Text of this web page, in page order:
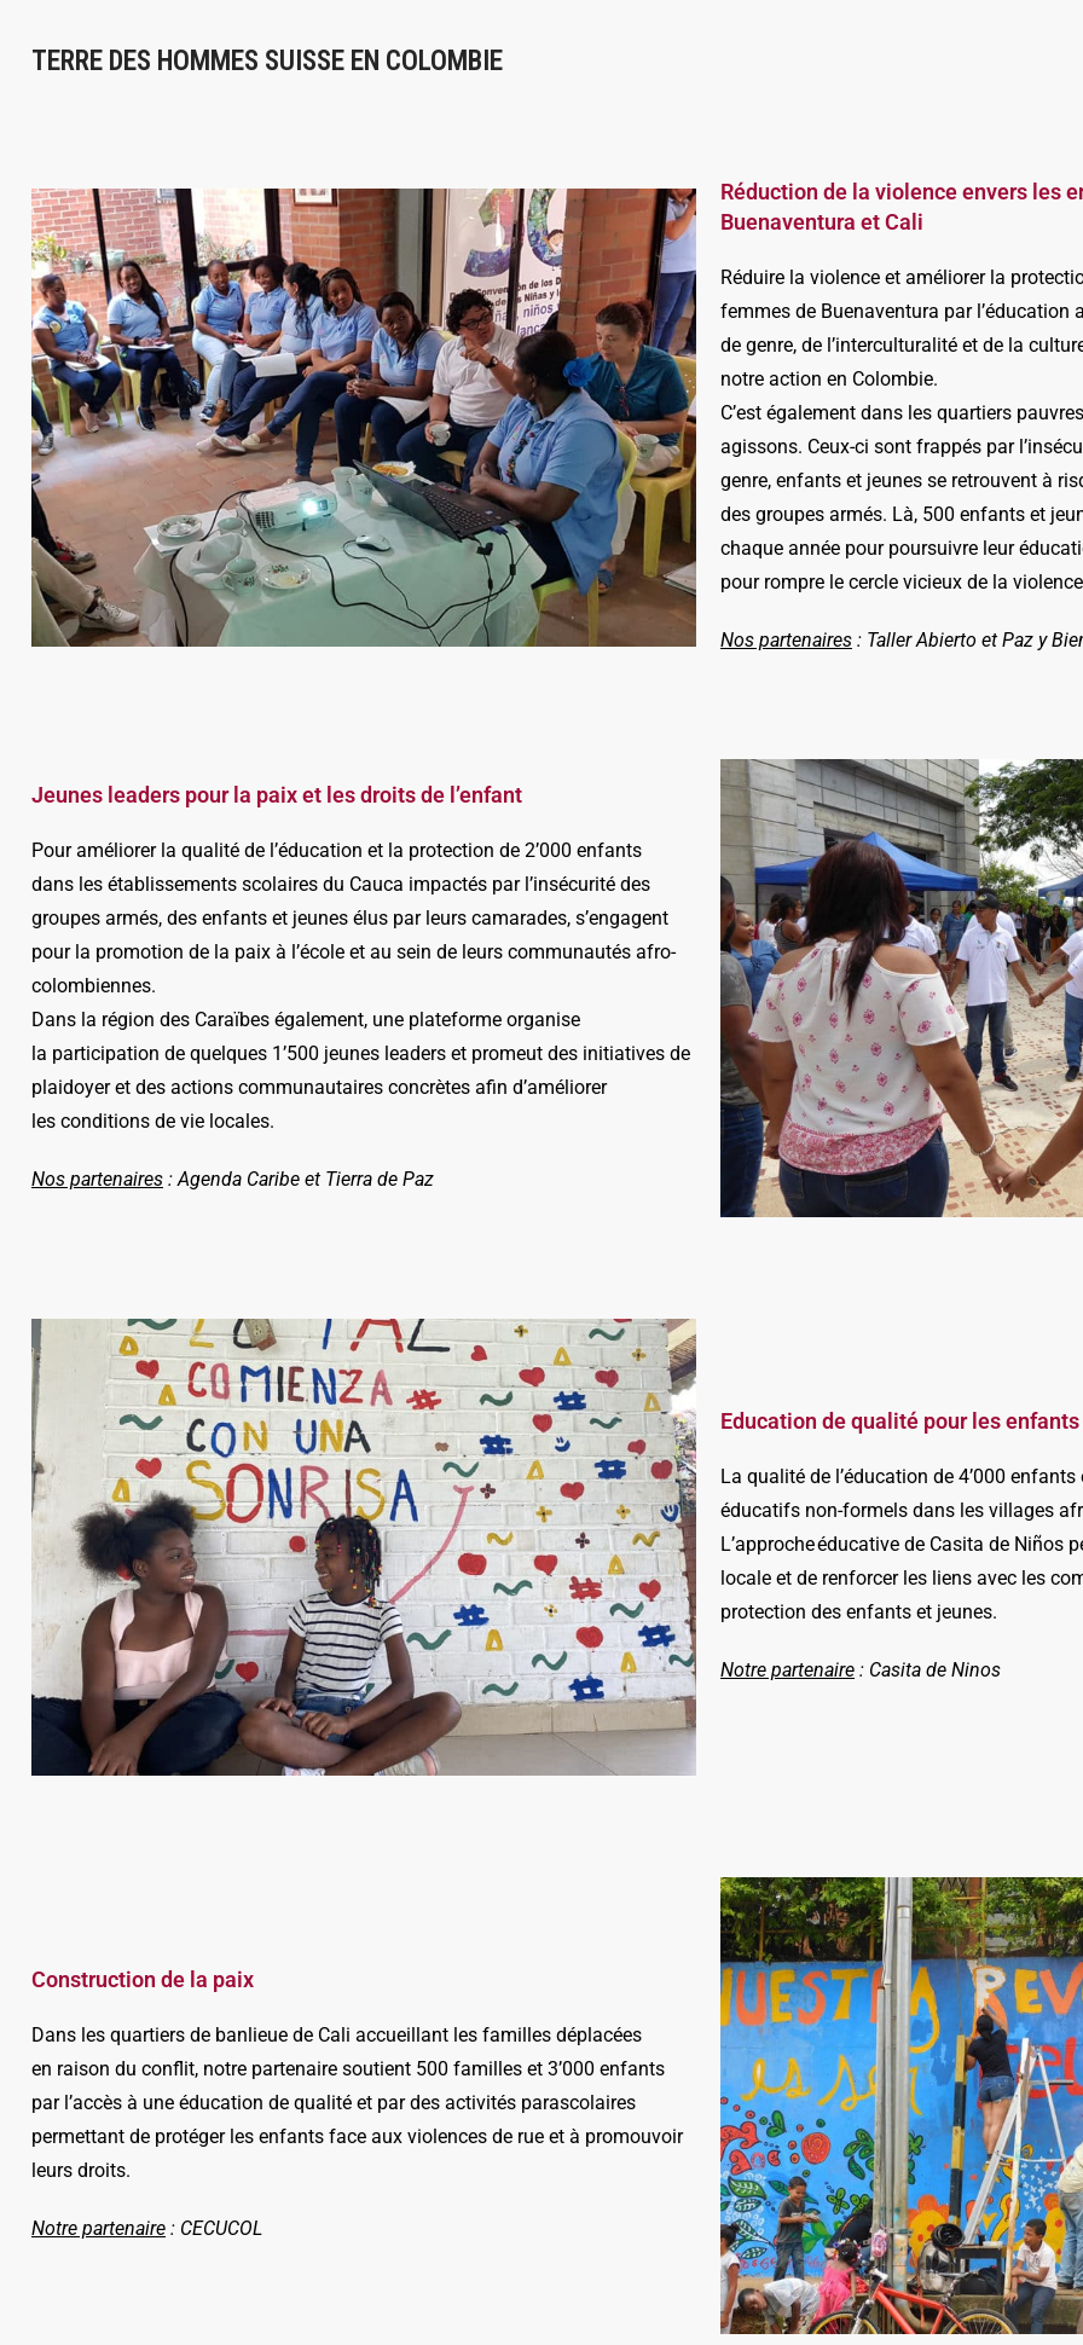
TERRE DES HOMMES SUISSE EN COLOMBIE
Réduction de la violence envers les
Buenaventura et Cali
Réduire la violence et améliorer la
femmes de Buenaventura par l’éducation
de genre, de l’interculturalité et de la
notre action en Colombie.
C’est également dans les quartiers
agissons. Ceux-ci sont frappés par
genre, enfants et jeunes se retrouvent à
des groupes armés. Là, 500 enfants et
chaque année pour poursuivre leur
pour rompre le cercle vicieux de la
Nos partenaires : Taller Abierto et Paz y
Jeunes leaders pour la paixet les droits de l’enfant
Pour améliorer la qualité de l’éducation et la protection de 2’000 enfants
dans les établissements scolaires du Cauca impactés par l’insécurité des
groupes armés, des enfants et jeunes élus par leurs camarades, s’engagent
pour la promotion de la paix à l’école et au sein de leurs communautés afro-
colombiennes.
Dans la région des Caraïbes également, une plateforme organise
la participation de quelques 1’500 jeunes leaders et promeut des initiatives de
plaidoyer et des actions communautaires concrètes afin d’améliorer
les conditions de vie locales.
Nos partenaires : Agenda Caribe et Tierra de Paz
Education de qualité pour les
La qualité de l’éducation de 4’000
éducatifs non-formels dans les villages
L’approche éducative de Casita de Niños
locale et de renforcer les liens avec les
protection des enfants et jeunes. ​
Notre partenaire : Casita de Ninos
Construction de la paix
Dans les quartiers de banlieue de Cali accueillant les familles déplacées
en raison du conflit, notre partenaire soutient 500 familles et 3’000 enfants
par l’accès à une éducation de qualité et par des activités parascolaires
permettant de protéger les enfants face aux violences de rue et à promouvoir
leurs droits.
Notre partenaire : CECUCOL